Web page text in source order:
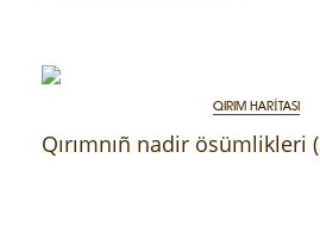
QIRIM HARİTASI
Qırımnıñ nadir ösümlikleri